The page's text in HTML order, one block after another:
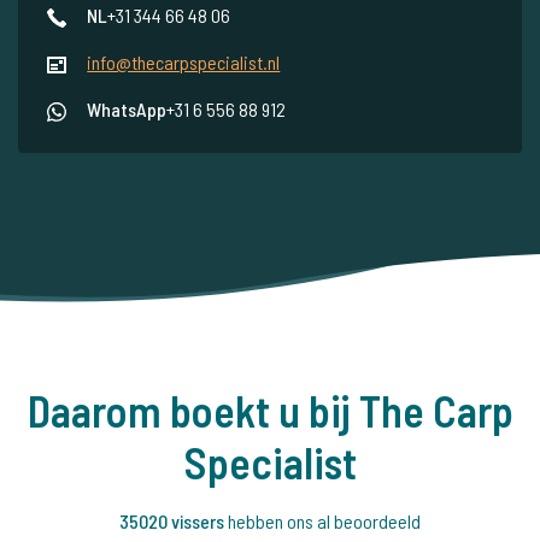
NL+31 344 66 48 06
info@thecarpspecialist.nl
WhatsApp+31 6 556 88 912
Daarom boekt u bij The Carp
Specialist
35020 vissershebben ons al beoordeeld